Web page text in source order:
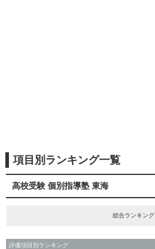
項目別ランキング一覧
高校受験 個別指導塾 東海
総合ランキング
評価項目別ランキング